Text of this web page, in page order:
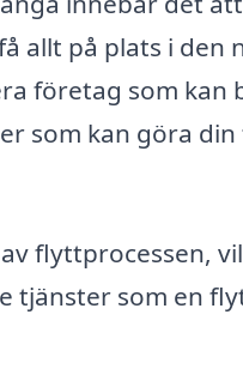
allt på plats i den
företag som kan
som kan göra
flyttprocessen,
tjänster som en